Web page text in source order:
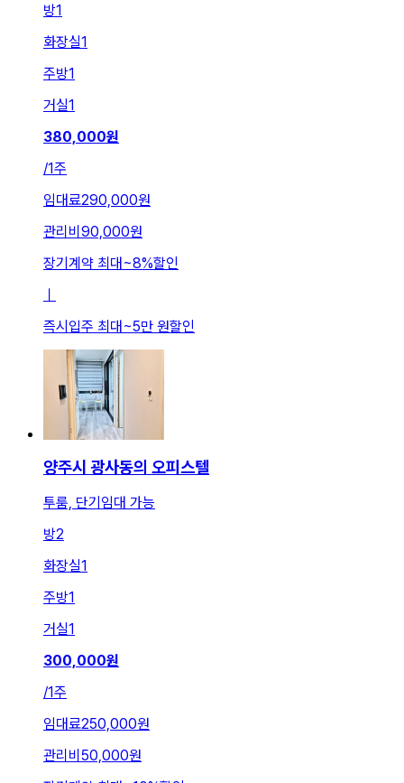
방1
화장실1
주방1
거실1
380,000원
/1주
임대료290,000원
관리비 90,000원
장기계약 최대~8%할인
ㅣ
즉시입주 최대~5만 원할인
양주시 광사동의 오피스텔
투룸, 단기임대 가능
방2
화장실1
주방1
거실1
300,000원
/1주
임대료250,000원
관리비 50,000원